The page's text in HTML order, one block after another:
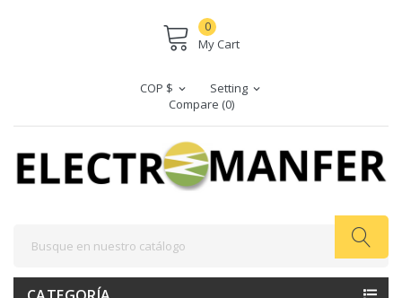
0
My Cart
COP $ expand_more Setting expand_more
Compare (0)